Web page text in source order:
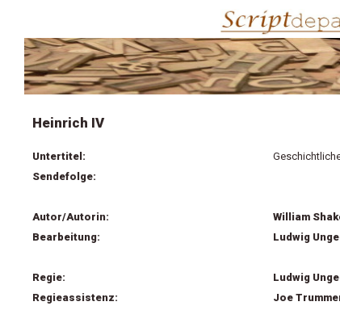
Heinrich IV
Untertitel:
Sendefolge:
Autor/Autorin:
William
Bearbeitung:
Ludwig
Regie:
Ludwig
Regieassistenz:
Joe